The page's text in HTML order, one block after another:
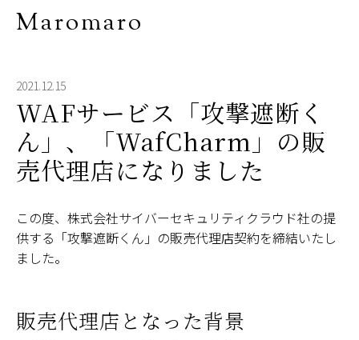
Maromaro
2021.12.15
WAFサービス「攻撃遮断く
ん」、「WafCharm」の販
売代理店になりました
この度、株式会社サイバーセキュリティクラウド社の提
供する「攻撃遮断くん」の販売代理店契約を締結いたし
ました。
販売代理店となった背景